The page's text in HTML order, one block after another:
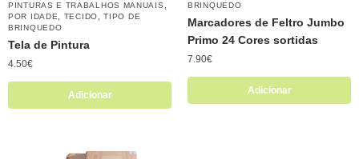
PINTURAS E TRABALHOS MANUAIS
POR IDADE TECIDO ,TIPO DE
BRINQUEDO
Tela de Pintura
4.50€
Adicionar
BRINQUEDO
Marcadores de Feltro Jumbo
Primo 24 Cores sortidas
7.90€
Adicionar